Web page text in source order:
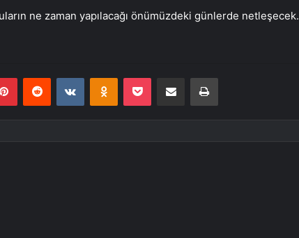
ne zaman yapılacağı önümüzdeki günlerde netleşecek.
PinterestReddit VKontakteOdnoklassniki
Pocket E-Posta ile paylaş Yazdır